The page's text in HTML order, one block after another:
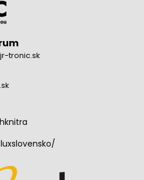
tronic.sk
hknitra